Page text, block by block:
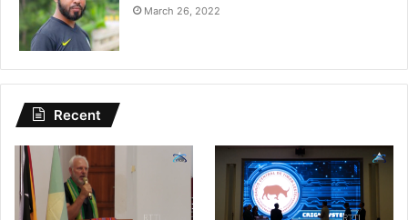
March 26, 2022
Recent